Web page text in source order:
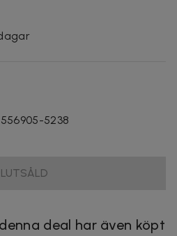
556905-5238
deal har även köpt